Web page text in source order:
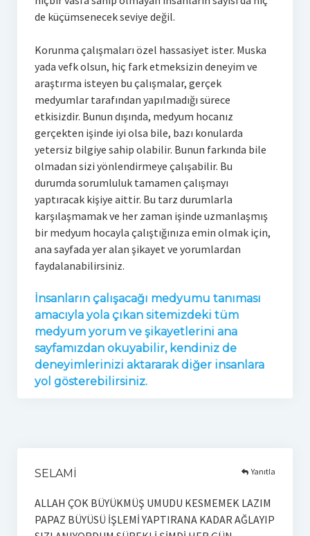
de küçümsenecek seviye değil.
Korunma çalışmaları özel hassasiyet ister. Muska
yada vefk olsun, hiç fark etmeksizin deneyim ve
araştırma isteyen bu çalışmalar, gerçek
medyumlar tarafından yapılmadığı sürece
etkisizdir. Bunun dışında, medyum hocanız
gerçekten işinde iyi olsa bile, bazı konularda
yetersiz bilgiye sahip olabilir. Bunun farkında bile
olmadan sizi yönlendirmeye çalışabilir. Bu
durumda sorumluluk tamamen çalışmayı
yaptıracak kişiye aittir. Bu tarz durumlarla
karşılaşmamak ve her zaman işinde uzmanlaşmış
bir medyum hocayla çalıştığınıza emin olmak için,
ana sayfada yer alan şikayet ve yorumlardan
faydalanabilirsiniz.
İnsanların çalışacağı medyumu tanıması
amacıyla yola çıkan sitemizdeki tüm
medyum yorum ve şikayetlerini ana
sayfamızdan okuyabilir, kendiniz de
deneyimlerinizi aktararak diğer insanlara
yol gösterebilirsiniz.
SELAMİ
ALLAH ÇOK BÜYÜKMÜŞ UMUDU KESMEMEK LAZIM
PAPAZ BÜYÜSÜ İŞLEMİ YAPTIRANA KADAR AĞLAYIP
Yanıtla